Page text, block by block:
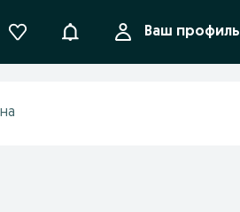
УведомленияВаш профиль